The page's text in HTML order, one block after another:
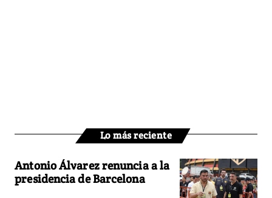
Lo más reciente
Antonio Álvarez renuncia a la
presidencia de Barcelona